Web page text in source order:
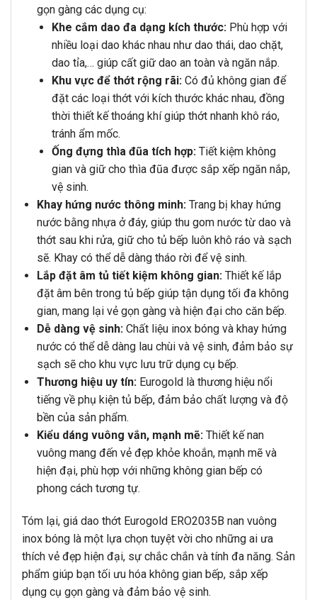
gọn gàng các dụng cụ:
Khe cắm dao đa dạng kích thước:Phù hợp với
nhiều loại dao khác nhau như dao thái, dao chặt,
dao tỉa,… giúp cất giữ dao an toàn và ngăn nắp.
Khu vực để thớt rộng rãi:Có đủ không gian để
đặt các loại thớt với kích thước khác nhau, đồng
thời thiết kế thoáng khí giúp thớt nhanh khô ráo,
tránh ẩm mốc.
Ống đựng thìa đũa tích hợp:Tiết kiệm không
gian và giữ cho thìa đũa được sắp xếp ngăn nắp,
vệ sinh.
Khay hứng nước thông minh:Trang bị khay hứng
nước bằng nhựa ở đáy, giúp thu gom nước từ dao và
thớt sau khi rửa, giữ cho tủ bếp luôn khô ráo và sạch
sẽ. Khay có thể dễ dàng tháo rời để vệ sinh.
Lắp đặt âm tủ tiết kiệm không gian:Thiết kế lắp
đặt âm bên trong tủ bếp giúp tận dụng tối đa không
gian, mang lại vẻ gọn gàng và hiện đại cho căn bếp.
Dễ dàng vệ sinh:Chất liệu inox bóng và khay hứng
nước có thể dễ dàng lau chùi và vệ sinh, đảm bảo sự
sạch sẽ cho khu vực lưu trữ dụng cụ bếp.
Thương hiệu uy tín:Eurogold là thương hiệu nổi
tiếng về phụ kiện tủ bếp, đảm bảo chất lượng và độ
bền của sản phẩm.
Kiểu dáng vuông vắn, mạnh mẽ:Thiết kế nan
vuông mang đến vẻ đẹp khỏe khoắn, mạnh mẽ và
hiện đại, phù hợp với những không gian bếp có
phong cách tương tự.
Tóm lại, giá dao thớt Eurogold ERO2035B nan vuông
inox bóng là một lựa chọn tuyệt vời cho những ai ưa
thích vẻ đẹp hiện đại, sự chắc chắn và tính đa năng. Sản
phẩm giúp bạn tối ưu hóa không gian bếp, sắp xếp
dụng cụ gọn gàng và đảm bảo vệ sinh.